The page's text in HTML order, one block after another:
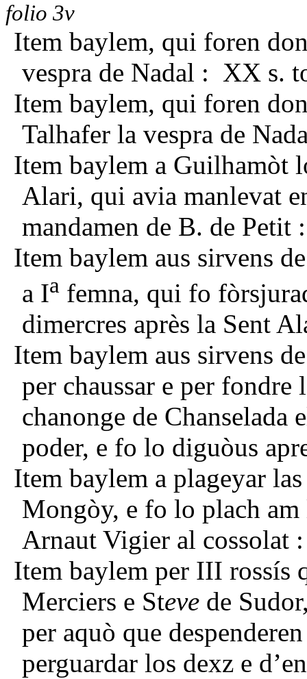
folio 3v
Item baylem, qui foren
vespra de Nadal : XX s.
Item baylem, qui foren
Talhafer la vespra de
Item baylem a Guilhamòt
Alari, qui avia manlevat
mandamen de B. de Petit
Item baylem aus sirvens
a Ia femna, qui fo
dimercres après la Sent
Item baylem aus sirvens
per chaussar e per
chanonge de
poder, e fo lo diguòus
Item baylem a plageyar
Mongòy, e fo lo plach am
Arnaut Vigier al
Item baylem per III rossís
Merciers e Steve de
per aquò que
perguardar los dexz e